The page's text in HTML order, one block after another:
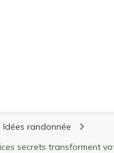
matériel, stations
Idées randonnée
secrets transforment